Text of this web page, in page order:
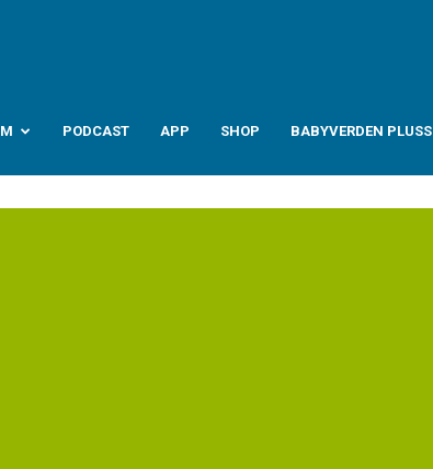
PODCAST APP SHOP BABYVERDEN PLUSS